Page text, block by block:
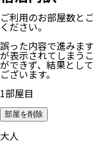
ご利用のお部屋数と
ください。
誤った内容で進みま
が表示されてしまう
ができず、結果とし
ございます。
1部屋目
部屋を削除
大人